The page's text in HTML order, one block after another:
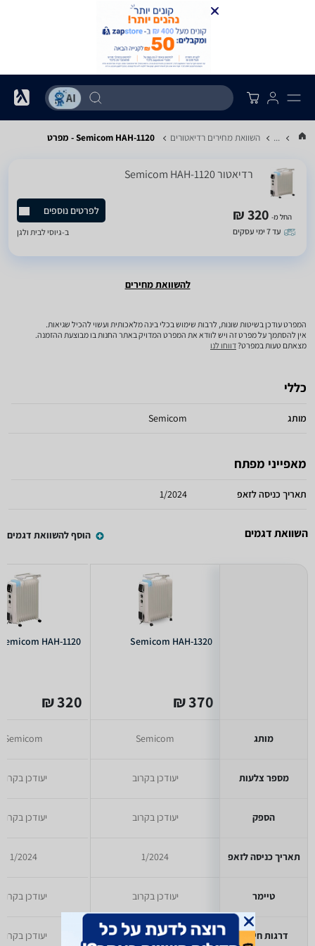
... השוואת מחירים רדיאטורים Semicom HAH-1120 - מפרט
רדיאטור Semicom HAH-1120
החל מ- 320 ₪
עד 7 ימי עסקים
לפרטים נוספים
ב-גיוסי לבית ולגן
להשוואת מחירים
המפרט עודכן בשיטות שונות, לרבות שימוש בכלי בינה מלאכותית ועשוי להכיל שגיאות.
אין להסתמך על מפרט זה ויש לוודא את המפרט המדויק באתר החנות בו מבוצעת ההזמנה.
מצאתם טעות במפרט?דווחו לנו
כללי
מותג Semicom
מאפייני מפתח
תאריך כניסה לזאפ 1/2024
השוואת דגמים הוסף להשוואת דגמים
מותג
מספר צלעות
הספק
תאריך כניסה לזאפ
טיימר
דרגות חימום
Semicom HAH-1320
370 ₪
Semicom
יעודכן בקרוב
יעודכן בקרוב
1/2024
יעודכן בקרוב
יעודכן בקרוב
Semicom HAH-1120
320 ₪
Semicom
יעודכן בקרוב
יעודכן בקרוב
1/2024
יעודכן בקרוב
יעודכן בקרוב